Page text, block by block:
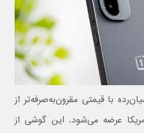
با قیمتی مقرون‌به‌صرفه‌تر از
در آمریکا عرضه می‌شود. این گوشی از